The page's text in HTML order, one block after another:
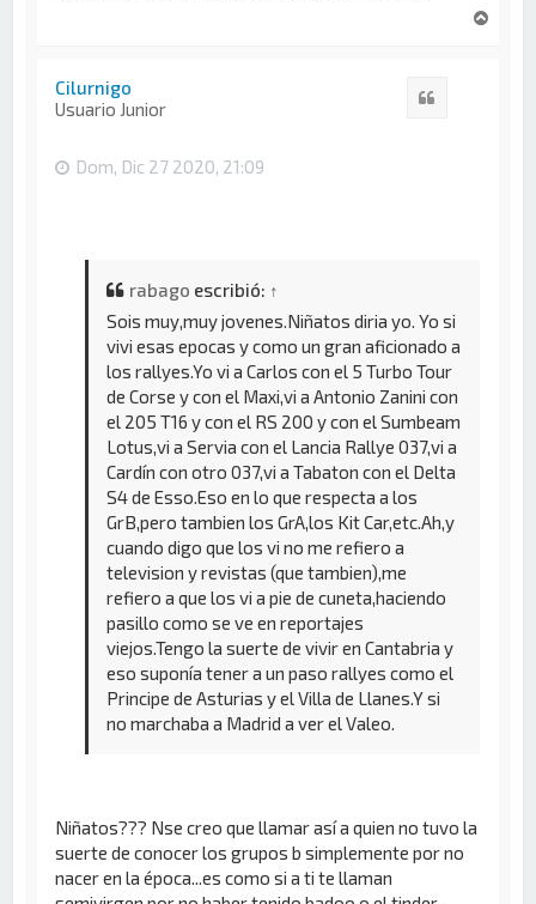
Cilurnigo
Usuario Junior
Dom, Dic 27 2020, 21:09
rabago escribió: ↑
Sois muy,muy jovenes.Niñatos diria yo. Yo si
vivi esas epocas y como un gran aficionado a
los rallyes.Yo vi a Carlos con el 5 Turbo Tour
de Corse y con el Maxi,vi a Antonio Zanini con
el 205 T16 y con el RS 200 y con el Sumbeam
Lotus,vi a Servia con el Lancia Rallye 037,vi a
Cardín con otro 037,vi a Tabaton con el Delta
S4 de Esso.Eso en lo que respecta a los
GrB,pero tambien los GrA,los Kit Car,etc.Ah,y
cuando digo que los vi no me refiero a
television y revistas (que tambien),me
refiero a que los vi a pie de cuneta,haciendo
pasillo como se ve en reportajes
viejos.Tengo la suerte de vivir en Cantabria y
eso suponía tener a un paso rallyes como el
Principe de Asturias y el Villa de Llanes.Y si
no marchaba a Madrid a ver el Valeo.
Niñatos??? Nse creo que llamar así a quien no tuvo la
suerte de conocer los grupos b simplemente por no
nacer en la época...es como si a ti te llaman